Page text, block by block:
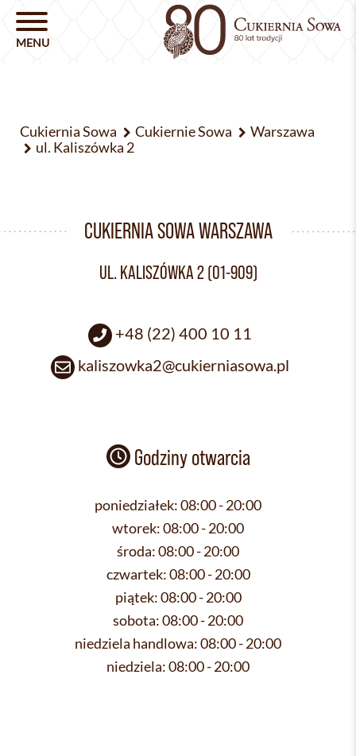
Cukiernia Sowa Cukiernie Sowa
Warszawa
ul. Kaliszówka 2
CUKIERNIA SOWA WARSZAWA
UL. KALISZÓWKA 2 (01-909)
+48 (22) 400 10 11
kaliszowka2@cukierniasowa.pl
Godziny otwarcia
poniedziałek:08:00 - 20:00
wtorek:08:00 - 20:00
środa:08:00 - 20:00
czwartek:08:00 - 20:00
piątek:08:00 - 20:00
sobota:08:00 - 20:00
niedziela handlowa:08:00 - 20:00
niedziela:08:00 - 20:00